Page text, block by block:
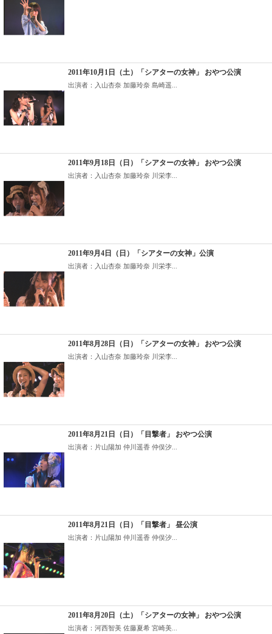
2011年10月1日（土）「シアターの女神」 おやつ公演
出演者：入山杏奈 加藤玲奈 島崎遥...
2011年9月18日（日）「シアターの女神」 おやつ公演
出演者：入山杏奈 加藤玲奈 川栄李...
2011年9月4日（日）「シアターの女神」公演
出演者：入山杏奈 加藤玲奈 川栄李...
2011年8月28日（日）「シアターの女神」 おやつ公演
出演者：入山杏奈 加藤玲奈 川栄李...
2011年8月21日（日）「目撃者」 おやつ公演
出演者：片山陽加 仲川遥香 仲俣汐...
2011年8月21日（日）「目撃者」 昼公演
出演者：片山陽加 仲川遥香 仲俣汐...
2011年8月20日（土）「シアターの女神」 おやつ公演
出演者：河西智美 佐藤夏希 宮崎美...